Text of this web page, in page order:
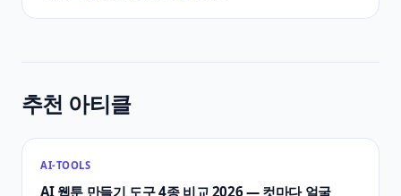
추천 아티클
AI-TOOLS
AI 웹툰 만들기 도구 4종 비교 2026 — 컷마다 얼굴